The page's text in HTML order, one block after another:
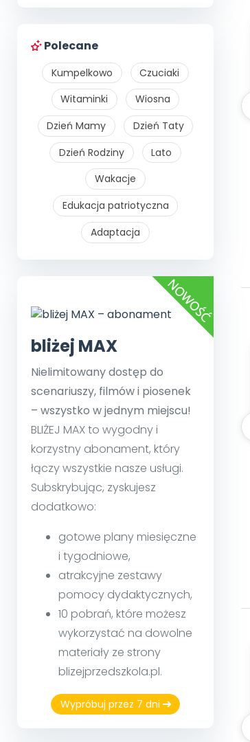
Polecane
Kumpelkowo
Czuciaki
Witaminki
Wiosna
Dzień Mamy
Dzień Taty
Dzień Rodziny
Lato
Wakacje
Edukacja patriotyczna
Adaptacja
bliżej MAX
Nielimitowany dostęp do
scenariuszy, filmów i piosenek
– wszystko w jednym miejscu!
BLIŻEJ MAX to wygodny i
korzystny abonament, który
łączy wszystkie nasze usługi.
Subskrybując, zyskujesz
dodatkowo:
gotowe plany miesięczne
i tygodniowe,
atrakcyjne zestawy
pomocy dydaktycznych,
10 pobrań, które możesz
wykorzystać na dowolne
materiały ze strony
blizejprzedszkola.pl.
Wypróbuj przez 7 dni